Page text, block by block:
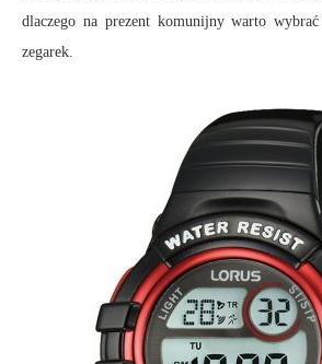
dlaczego na prezent komunijny warto wybrać
zegarek.